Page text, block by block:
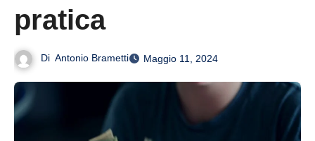
pratica
Di Antonio Brametti Maggio 11, 2024